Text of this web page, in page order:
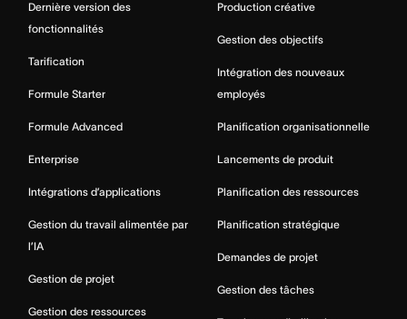
Dernière version des
fonctionnalités
Tarification
Formule Starter
Formule Advanced
Enterprise
Intégrations d’applications
Gestion du travail alimentée par
l’IA
Gestion de projet
Gestion des ressources
Production créative
Gestion des objectifs
Intégration des nouveaux
employés
Planification organisationnelle
Lancements de produit
Planification des ressources
Planification stratégique
Demandes de projet
Gestion des tâches